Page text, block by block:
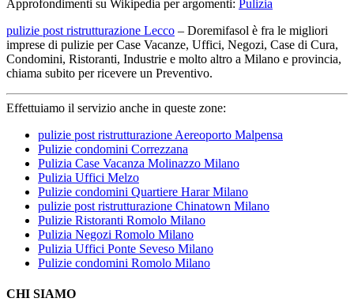
Approfondimenti su Wikipedia per argomenti: Pulizia
pulizie post ristrutturazione Lecco – Doremifasol è fra le migliori
imprese di pulizie per Case Vacanze, Uffici, Negozi, Case di Cura,
Condomini, Ristoranti, Industrie e molto altro a Milano e provincia,
chiama subito per ricevere un Preventivo.
Effettuiamo il servizio anche in queste zone:
pulizie post ristrutturazione Aereoporto Malpensa
Pulizie condomini Correzzana
Pulizia Case Vacanza Molinazzo Milano
Pulizia Uffici Melzo
Pulizie condomini Quartiere Harar Milano
pulizie post ristrutturazione Chinatown Milano
Pulizie Ristoranti Romolo Milano
Pulizia Negozi Romolo Milano
Pulizia Uffici Ponte Seveso Milano
Pulizie condomini Romolo Milano
CHI SIAMO